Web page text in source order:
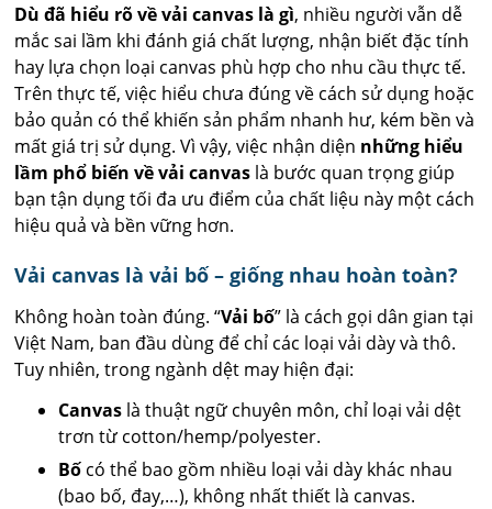
Dù đã hiểu rõ về vải canvas là gì, nhiều người vẫn dễ
mắc sai lầm khi đánh giá chất lượng, nhận biết đặc tính
hay lựa chọn loại canvas phù hợp cho nhu cầu thực tế.
Trên thực tế, việc hiểu chưa đúng về cách sử dụng hoặc
bảo quản có thể khiến sản phẩm nhanh hư, kém bền và
mất giá trị sử dụng. Vì vậy, việc nhận diện những hiểu
lầm phổ biến về vải canvas là bước quan trọng giúp
bạn tận dụng tối đa ưu điểm của chất liệu này một cách
hiệu quả và bền vững hơn.
Vải canvas là vải bố – giống nhau hoàn toàn?
Không hoàn toàn đúng. “Vải bố” là cách gọi dân gian tại
Việt Nam, ban đầu dùng để chỉ các loại vải dày và thô.
Tuy nhiên, trong ngành dệt may hiện đại:
Canvas là thuật ngữ chuyên môn, chỉ loại vải dệt
trơn từ cotton/hemp/polyester.
Bố có thể bao gồm nhiều loại vải dày khác nhau
(bao bố, đay,…), không nhất thiết là canvas.